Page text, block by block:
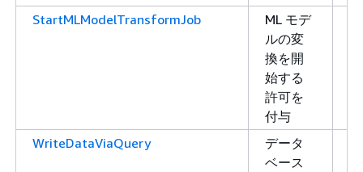
StartMLModelTransformJob
ML モデ
ルの変
換を開
始する
許可を
付与
WriteDataViaQuery
データ
ベース